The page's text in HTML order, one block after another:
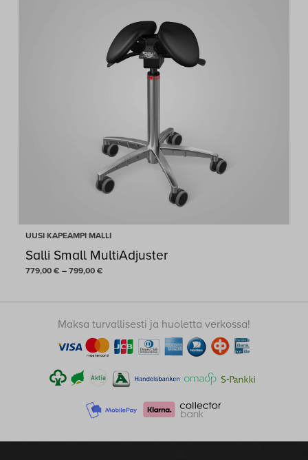
UUSI KAPEAMPI MALLI
Salli Small MultiAdjuster
779,00 € – 799,00 €Hintaluokka:
-
Maksa turvallisesti ja huoletta verkossa!